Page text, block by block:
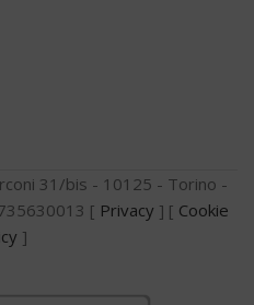
31/bis - 10125 - Torino -
[ Privacy ] [ Cookie
]